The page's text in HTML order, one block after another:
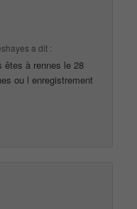
a dit :
êtes à rennes le 28
ou l enregistrement